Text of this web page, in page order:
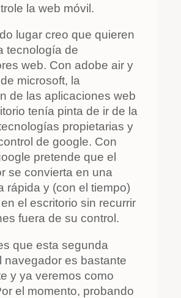
la web móvil.
lugar creo que quieren
tecnología de
web. Con adobe air y
microsoft, la
de las aplicaciones web
tenía pinta de ir de la
propietarias y
de google. Con
pretende que el
se convierta en una
rápida y (con el tiempo)
el escritorio sin recurrir
fuera de su control.
que esta segunda
navegador es bastante
y ya veremos como
el momento, probando